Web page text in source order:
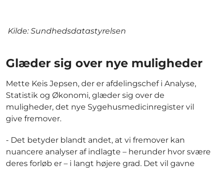
Kilde: Sundhedsdatastyrelsen
Glæder sig over nye muligheder
Mette Keis Jepsen, der er afdelingschef i Analyse,
Statistik og Økonomi, glæder sig over de
muligheder, det nye Sygehusmedicinregister vil
give fremover.
- Det betyder blandt andet, at vi fremover kan
nuancere analyser af indlagte – herunder hvor svære
deres forløb er – i langt højere grad. Det vil gavne